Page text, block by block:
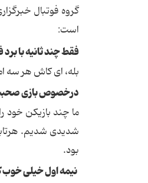
گروه فوتبال
است:
فقط چند ثانیه با
بله، ای كاش هر سه
درخصوص بازی
ما چند بازیكن خود
شدیدی شدیم.
بود.
نیمه اول خیلی خوب